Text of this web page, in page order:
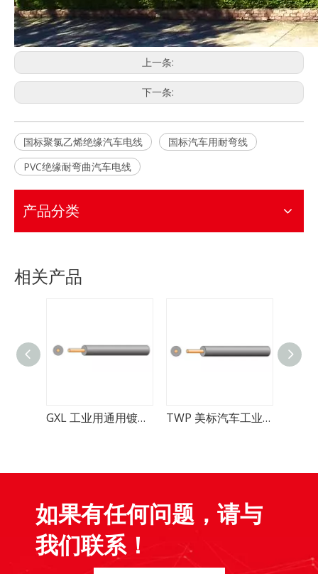
上一条:
下一条:
国标聚氯乙烯绝缘汽车电线
国标汽车用耐弯线
PVC绝缘耐弯曲汽车电线
产品分类
相关产品
GXL 工业用通用镀锡铜汽车线 TWP 美标汽车工业用热塑性绝缘电缆
如果有任何问题，请与
我们联系！